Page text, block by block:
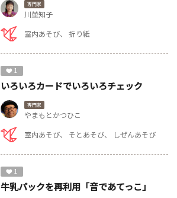
専門家
川並知子
室内あそび
折り紙
1
いろいろカードでいろいろチェック
専門家
やまもとかつひこ
室内あそび
そとあそび しぜんあそび
1
牛乳パックを再利用「音であてっこ」